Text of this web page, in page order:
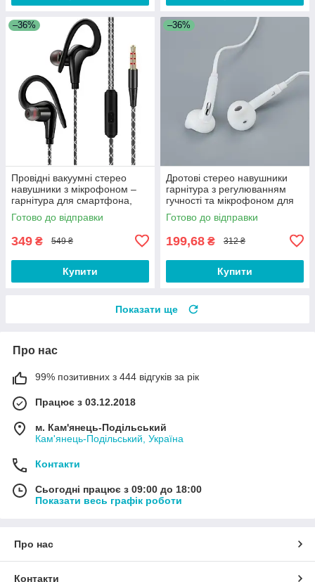
–36%
Провідні вакуумні стерео
навушники з мікрофоном –
гарнітура для смартфона,
телефону, ноутбука GNJ-009
Готово до відправки
349 ₴ 549 ₴
Купити
–36%
Дротові стерео навушники
гарнітура з регулюванням
гучності та мікрофоном для
телефону 2W
Готово до відправки
199,68 ₴ 312 ₴
Купити
Показати ще
Про нас
99% позитивних з 444 відгуків за рік
Працює з 03.12.2018
м. Кам'янець-Подільський
Кам'янець-Подільський, Україна
Контакти
Сьогодні працює з 09:00 до 18:00
Показати весь графік роботи
Про нас
Контакти